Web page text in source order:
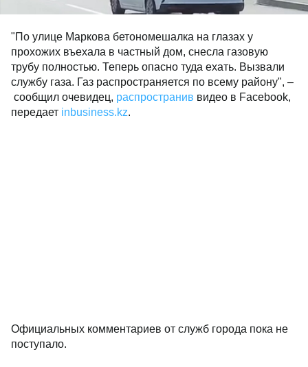
"По улице Маркова бетономешалка на глазах у
прохожих въехала в частный дом, снесла газовую
трубу полностью. Теперь опасно туда ехать. Вызвали
службу газа. Газ распространяется по всему району", –
сообщил очевидец, распространив видео в Facebook,
передает inbusiness.kz.
Официальных комментариев от служб города пока не
поступало.